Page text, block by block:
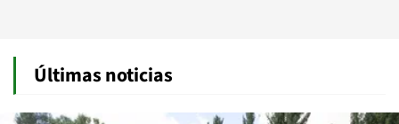
Últimas noticias